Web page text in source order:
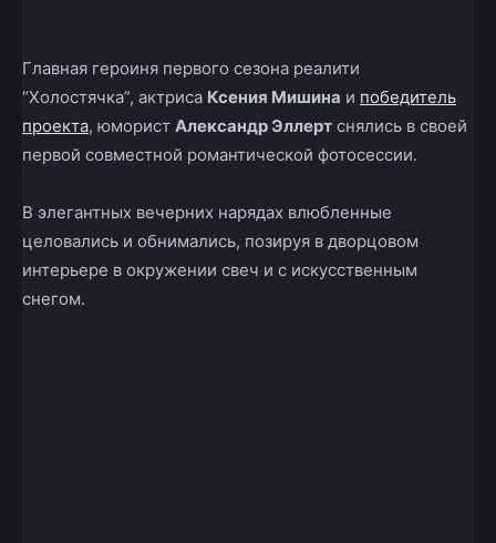
Главная героиня первого сезона реалити
“Холостячка”, актриса Ксения Мишина и победитель
проекта, юморист Александр Эллерт снялись в своей
первой совместной романтической фотосессии.
В элегантных вечерних нарядах влюбленные
целовались и обнимались, позируя в дворцовом
интерьере в окружении свеч и с искусственным
снегом.